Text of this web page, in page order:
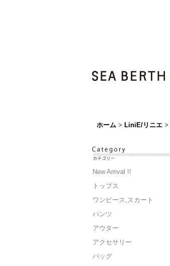
ホーム > LiniE/リニエ >
New Arrival !!
トップス
ワンピース,スカート
パンツ
アウター
アクセサリー
バッグ